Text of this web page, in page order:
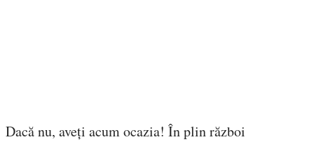
Dacă nu, aveți acum ocazia! În plin război